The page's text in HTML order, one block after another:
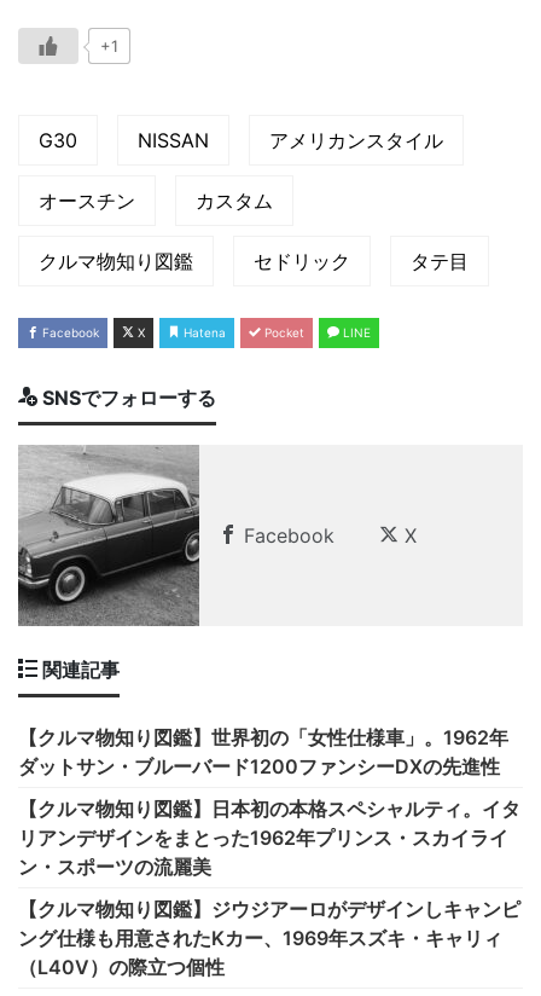
+1
G30 NISSAN アメリカンスタイル
オースチン カスタム
クルマ物知り図鑑 セドリック タテ目
Facebook X Hatena Pocket LINE
SNSでフォローする
Facebook X
関連記事
【クルマ物知り図鑑】世界初の「女性仕様車」。1962年
ダットサン・ブルーバード1200ファンシーDXの先進性
【クルマ物知り図鑑】日本初の本格スペシャルティ。イタ
リアンデザインをまとった1962年プリンス・スカイライ
ン・スポーツの流麗美
【クルマ物知り図鑑】ジウジアーロがデザインしキャンピ
ング仕様も用意されたKカー、1969年スズキ・キャリィ
（L40V）の際立つ個性